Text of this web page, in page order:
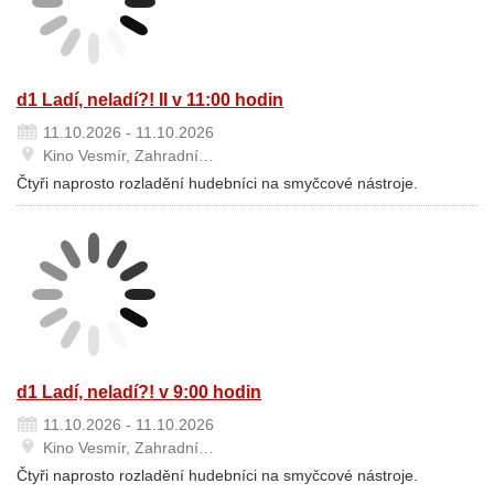
d1 Ladí, neladí?! II v 11:00 hodin
11.10.2026 - 11.10.2026
Kino Vesmír, Zahradní…
Čtyři naprosto rozladění hudebníci na smyčcové nástroje.
d1 Ladí, neladí?! v 9:00 hodin
11.10.2026 - 11.10.2026
Kino Vesmír, Zahradní…
Čtyři naprosto rozladění hudebníci na smyčcové nástroje.